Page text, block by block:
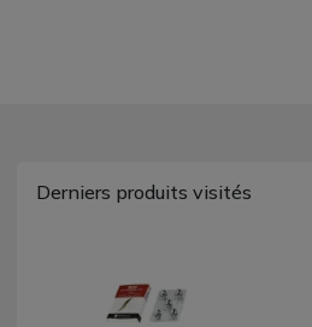
Derniers produits visités